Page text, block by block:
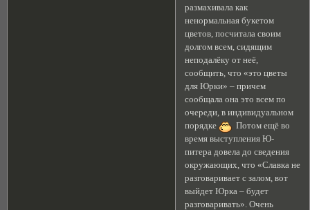
размахивала как
ненормальная букетом
цветов, посчитала своим
долгом всем, сидящим
неподалёку от неё,
сообщить, что «это цветы
для Юрки» – причем
сообщала она это всем по
очереди, в индивидуальном
порядке
Потом ещё во
время выступления Ю-
питера довела до сведения
окружающих, что «Славка не
разговаривает с залом, вот
выйдет Юрка – будет
разговаривать». Очень